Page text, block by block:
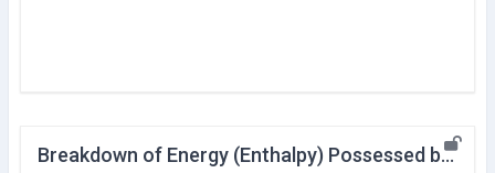
Breakdown of Energy (Enthalpy) Possessed by Substances (Overview)